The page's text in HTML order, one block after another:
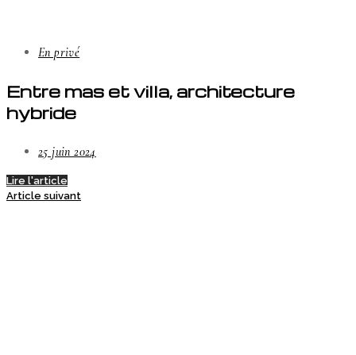
En privé
Entre mas et villa, architecture
hybride
25 juin 2024
Lire l'article
Article suivant